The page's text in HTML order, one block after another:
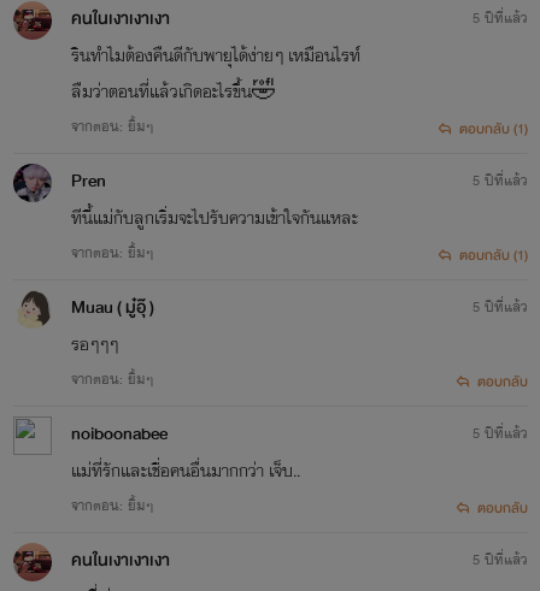
คนในเงาเงาเงา
รินทำไมต้องคืนดีกับพายุได้ง่ายๆ เหมือนไรท์
ลืมว่าตอนที่แล้วเกิดอะไรขึ้น🤣
จากตอน: ยิ้มๆ
5 ปีที่แล้ว
ตอบกลับ (1)
Pren
ทีนี้แม่กับลูกเริ่มจะไปรับความเข้าใจกันแหละ
จากตอน: ยิ้มๆ
5 ปีที่แล้ว
ตอบกลับ (1)
Muau ( มู๋อุ๊ )
รอๆๆๆ
จากตอน: ยิ้มๆ
5 ปีที่แล้ว
ตอบกลับ
noiboonabee
แม่ที่รักและเชื่อคนอื่นมากกว่า เจ็บ..
จากตอน: ยิ้มๆ
5 ปีที่แล้ว
ตอบกลับ
คนในเงาเงาเงา
5 ปีที่แล้ว